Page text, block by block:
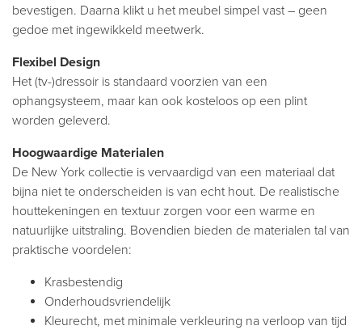
bevestigen. Daarna klikt u het meubel simpel vast – geen
gedoe met ingewikkeld meetwerk.
Flexibel Design
Het (tv-)dressoir is standaard voorzien van een
ophangsysteem, maar kan ook kosteloos op een plint
worden geleverd.
Hoogwaardige Materialen
De New York collectie is vervaardigd van een materiaal dat
bijna niet te onderscheiden is van echt hout. De realistische
houttekeningen en textuur zorgen voor een warme en
natuurlijke uitstraling. Bovendien bieden de materialen tal van
praktische voordelen:
Krasbestendig
Onderhoudsvriendelijk
Kleurecht, met minimale verkleuring na verloop van tijd